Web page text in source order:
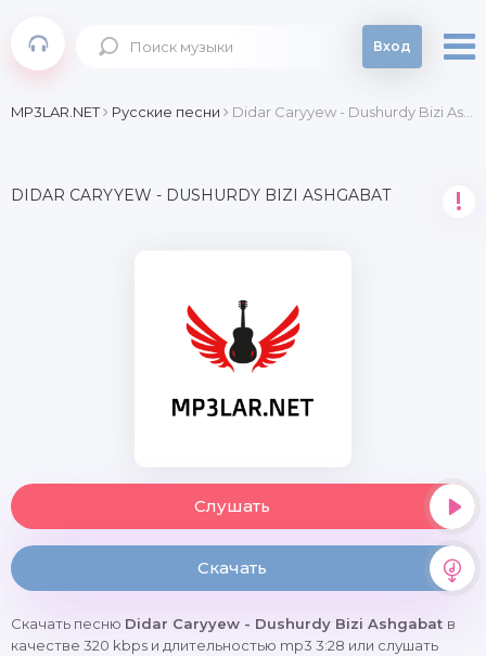
Вход
MP3LAR.NET Русские песни Didar Caryyew - Dushurdy Bizi Ashgabat
DIDAR CARYYEW - DUSHURDY BIZI ASHGABAT !
Слушать
Скачать
Скачать песню Didar Caryyew - Dushurdy Bizi Ashgabat в
качестве 320 kbps и длительностью mp3 3:28 или слушать